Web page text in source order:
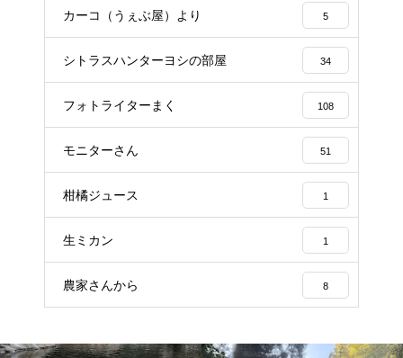
カーコ（うぇぶ屋）より 5
シトラスハンターヨシの部屋 34
フォトライターまく 108
モニターさん 51
柑橘ジュース 1
生ミカン 1
農家さんから 8